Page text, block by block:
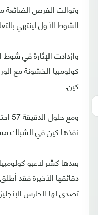
وتوالت الفرص الضائعة
الشوط الأول لينتهي
وازدادت الإثارة في شوط
كولومبيا الخشونة مع
كين.
نفذها كين في الشباك
بعدها كشر لاعبو
دقائقها الأخيرة فقد
تصدى لها الحارس